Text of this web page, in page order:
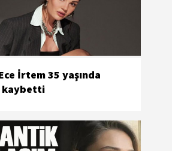
İrtem 35 yaşında
kaybetti